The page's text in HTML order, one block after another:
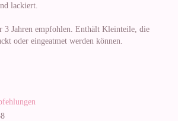
lackiert.
Jahren empfohlen. Enthält Kleinteile, die
oder eingeatmet werden können.